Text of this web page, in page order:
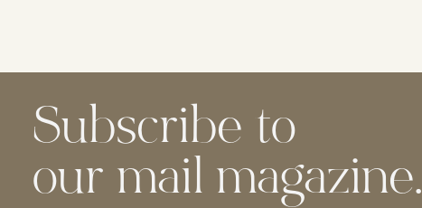
Subscribe to
our mail magazine.